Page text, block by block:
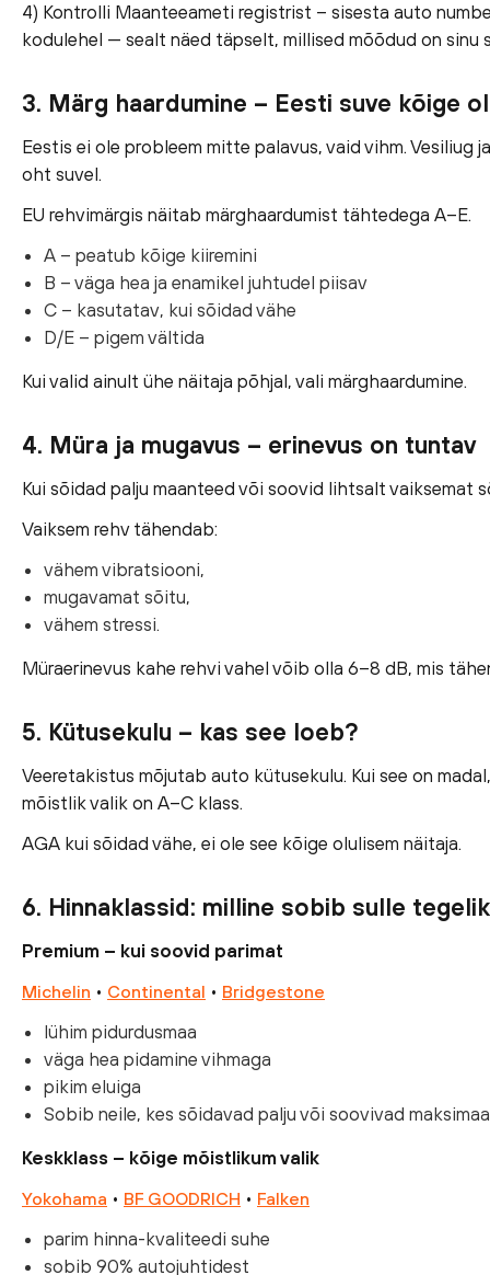
4) Kontrolli Maanteeameti registrist – sisesta auto
kodulehel — sealt näed täpselt, millised mõõdud on sinu
3. Märg haardumine – Eesti suve kõige
Eestis ei ole probleem mitte palavus, vaid vihm. Vesiliug
oht suvel.
EU rehvimärgis näitab märghaardumist tähtedega A–E.
A – peatub kõige kiiremini
B – väga hea ja enamikel juhtudel piisav
C – kasutatav, kui sõidad vähe
D/E – pigem vältida
Kui valid ainult ühe näitaja põhjal, vali märghaardumine.
4. Müra ja mugavus – erinevus on tuntav
Kui sõidad palju maanteed või soovid lihtsalt vaiksemat
Vaiksem rehv tähendab:
vähem vibratsiooni,
mugavamat sõitu,
vähem stressi.
Müraerinevus kahe rehvi vahel võib olla 6–8 dB, mis
5. Kütusekulu – kas see loeb?
Veeretakistus mõjutab auto kütusekulu. Kui see on
mõistlik valik on A–C klass.
AGA kui sõidad vähe, ei ole see kõige olulisem näitaja.
6. Hinnaklassid: milline sobib sulle
Premium – kui soovid parimat
Michelin • Continental • Bridgestone
lühim pidurdusmaa
väga hea pidamine vihmaga
pikim eluiga
Sobib neile, kes sõidavad palju või soovivad
Keskklass – kõige mõistlikum valik
Yokohama • BF GOODRICH • Falken
parim hinna-kvaliteedi suhe
sobib 90% autojuhtidest